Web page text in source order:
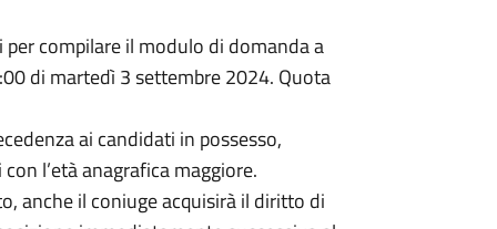
compilare il modulo di domanda a
di martedì 3 settembre 2024. Quota
ai candidati in possesso,
l’età anagrafica maggiore.
anche il coniuge acquisirà il diritto di